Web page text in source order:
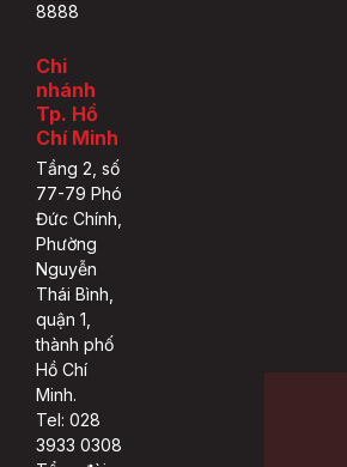
8888
Chi
nhánh
Tp. Hồ
Chí Minh
Tầng 2, số
77-79 Phó
Đức Chính,
Phường
Nguyễn
Thái Bình,
quận 1,
thành phố
Hồ Chí
Minh.
Tel: 028
3933 0308